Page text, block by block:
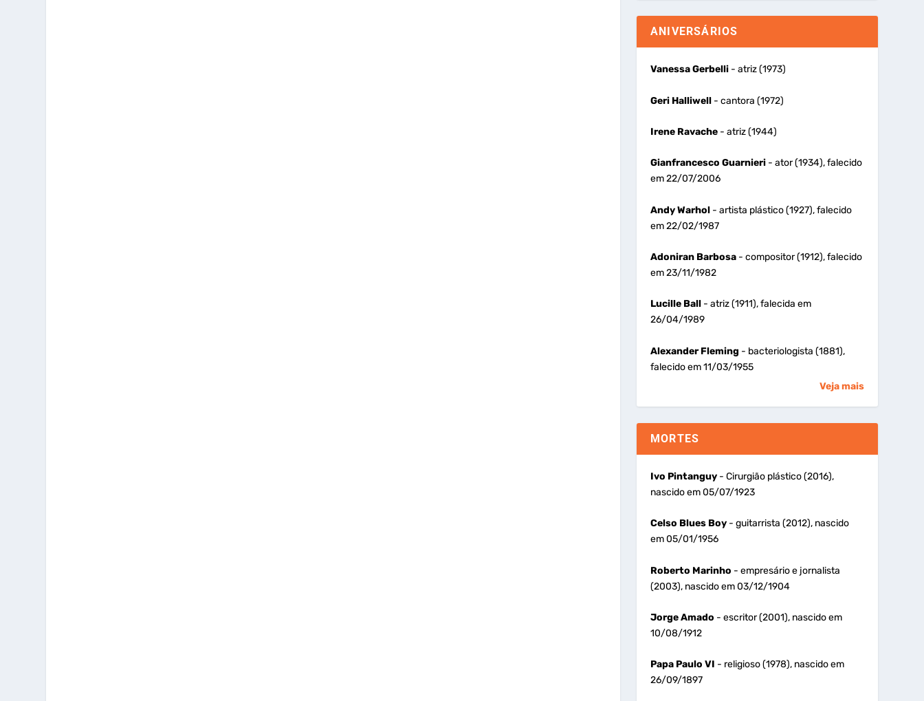
ANIVERSÁRIOS
Vanessa Gerbelli- atriz (1973)
Geri Halliwell- cantora (1972)
Irene Ravache- atriz (1944)
Gianfrancesco Guarnieri- ator (1934), falecido
em 22/07/2006
Andy Warhol- artista plástico (1927), falecido
em 22/02/1987
Adoniran Barbosa- compositor (1912), falecido
em 23/11/1982
Lucille Ball- atriz (1911), falecida em
26/04/1989
Alexander Fleming - bacteriologista (1881),
falecido em 11/03/1955
Veja mais
MORTES
Ivo Pintanguy- Cirurgião plástico (2016),
nascido em 05/07/1923
Celso Blues Boy- guitarrista (2012), nascido
em 05/01/1956
Roberto Marinho - empresário e jornalista
(2003), nascido em 03/12/1904
Jorge Amado - escritor (2001), nascido em
10/08/1912
Papa Paulo VI - religioso (1978), nascido em
26/09/1897